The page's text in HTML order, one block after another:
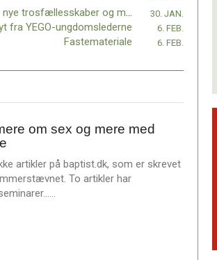
Fælleserklæring, nye trosfællesskaber og meget andet 30. JAN.
fra YEGO-ungdomslederne 6. FEB.
Fastemateriale 6. FEB.
om sex og mere med
artikler på baptist.dk, som er skrevet
To artikler har